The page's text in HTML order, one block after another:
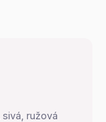
ružová